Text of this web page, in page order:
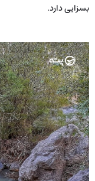
بسزایی دارد.